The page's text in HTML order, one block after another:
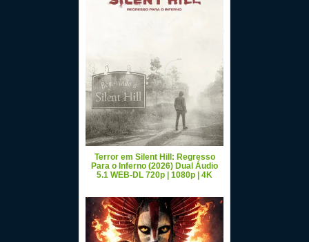
Terror em Silent Hill: Regresso
Para o Inferno (2026) Dual Áudio
5.1 WEB-DL 720p | 1080p | 4K